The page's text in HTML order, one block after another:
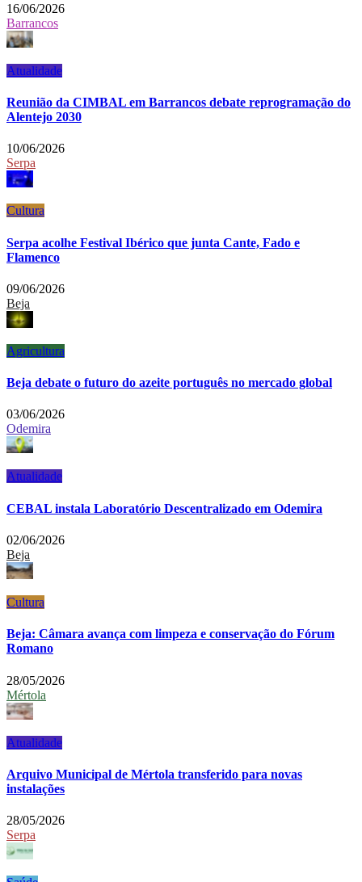
16/06/2026
Barrancos
Atualidade
Reunião da CIMBAL em Barrancos debate reprogramação do
Alentejo 2030
10/06/2026
Serpa
Cultura
Serpa acolhe Festival Ibérico que junta Cante, Fado e
Flamenco
09/06/2026
Beja
Agricultura
Beja debate o futuro do azeite português no mercado global
03/06/2026
Odemira
Atualidade
CEBAL instala Laboratório Descentralizado em Odemira
02/06/2026
Beja
Cultura
Beja: Câmara avança com limpeza e conservação do Fórum
Romano
28/05/2026
Mértola
Atualidade
Arquivo Municipal de Mértola transferido para novas
instalações
28/05/2026
Serpa